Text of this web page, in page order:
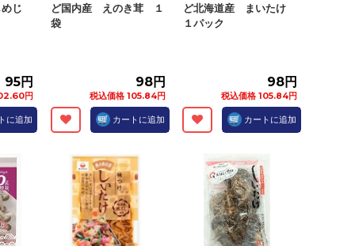
めじ
95円
円
に追加
ど国内産 えのき茸 １
袋
98円
税込価格 105.84円
カートに追加
ど北海道産 まいたけ
１パック
98円
税込価格 105.84円
カートに追加